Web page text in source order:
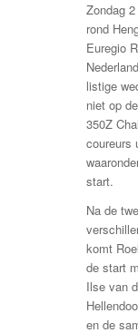
Zondag
rond
Euregio
listige
niet op
350Z
coureurs
start.
Na de
komt
de start
Ilse van
en de